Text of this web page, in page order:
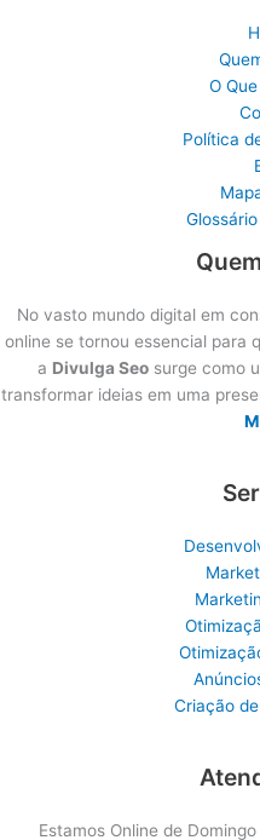
O
Política
No vasto mundo digital em
online se tornou essencial para
a Divulga Seosurge como
transformar ideias em uma
Criação
Estamos Online de